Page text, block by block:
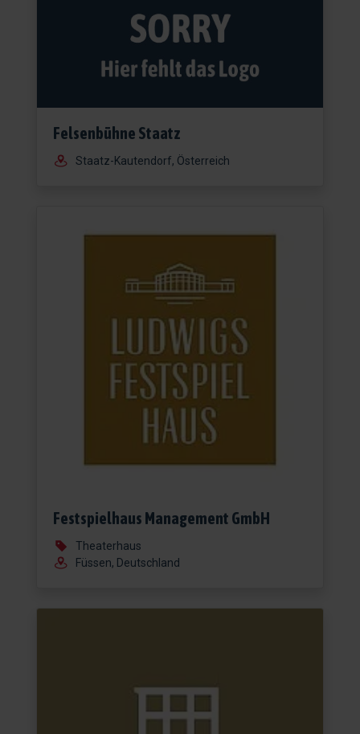
Felsenbühne Staatz
Staatz-Kautendorf, Österreich
Festspielhaus Management GmbH
Theaterhaus
Füssen, Deutschland